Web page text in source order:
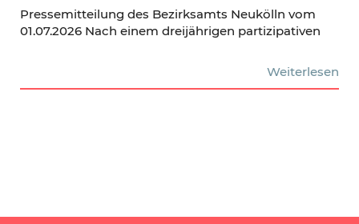
Pressemitteilung des Bezirksamts Neukölln vom
01.07.2026 Nach einem dreijährigen partizipativen
Weiterlesen